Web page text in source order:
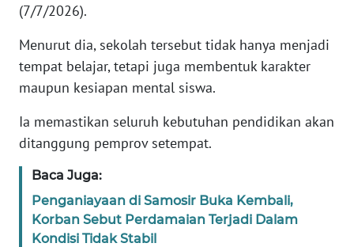
(7/7/2026).
Menurut dia, sekolah tersebut tidak hanya menjadi
tempat belajar, tetapi juga membentuk karakter
maupun kesiapan mental siswa.
Ia memastikan seluruh kebutuhan pendidikan akan
ditanggung pemprov setempat.
Baca Juga:
Penganiayaan di Samosir Buka Kembali,
Korban Sebut Perdamaian Terjadi Dalam
Kondisi Tidak Stabil
Wahana
News
Regional
WN
WN
JAKARTA